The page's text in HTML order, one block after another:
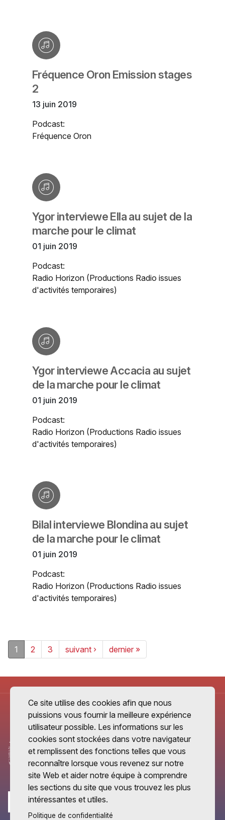
Fréquence Oron Emission stages
2
13 juin 2019
Podcast:
Fréquence Oron
Ygor interviewe Ella au sujet de la
marche pour le climat
01 juin 2019
Podcast:
Radio Horizon (Productions Radio issues
d'activités temporaires)
Ygor interviewe Accacia au sujet
de la marche pour le climat
01 juin 2019
Podcast:
Radio Horizon (Productions Radio issues
d'activités temporaires)
Bilal interviewe Blondina au sujet
de la marche pour le climat
01 juin 2019
Podcast:
Radio Horizon (Productions Radio issues
d'activités temporaires)
1 2 3 suivant › dernier »
Ce site utilise des cookies afin que nous
puissions vous fournir la meilleure expérience
utilisateur possible. Les informations sur les
cookies sont stockées dans votre navigateur
et remplissent des fonctions telles que vous
reconnaître lorsque vous revenez sur notre
site Web et aider notre équipe à comprendre
les sections du site que vous trouvez les plus
intéressantes et utiles.
Politique de confidentialité